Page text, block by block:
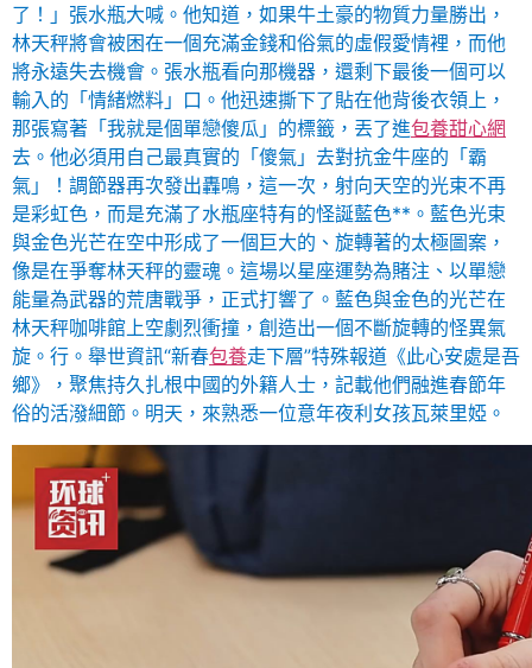
了！」張水瓶大喊。他知道，如果牛土豪的物質力量勝出，
林天秤將會被困在一個充滿金錢和俗氣的虛假愛情裡，而他
將永遠失去機會。張水瓶看向那機器，還剩下最後一個可以
輸入的「情緒燃料」口。他迅速撕下了貼在他背後衣領上，
那張寫著「我就是個單戀傻瓜」的標籤，丟了進包養甜心網
去。他必須用自己最真實的「傻氣」去對抗金牛座的「霸
氣」！調節器再次發出轟鳴，這一次，射向天空的光束不再
是彩虹色，而是充滿了水瓶座特有的怪誕藍色**。藍色光束
與金色光芒在空中形成了一個巨大的、旋轉著的太極圖案，
像是在爭奪林天秤的靈魂。這場以星座運勢為賭注、以單戀
能量為武器的荒唐戰爭，正式打響了。藍色與金色的光芒在
林天秤咖啡館上空劇烈衝撞，創造出一個不斷旋轉的怪異氣
旋。行。舉世資訊“新春包養走下層”特殊報道《此心安處是吾
鄉》，聚焦持久扎根中國的外籍人士，記載他們融進春節年
俗的活潑細節。明天，來熟悉一位意年夜利女孩瓦萊里婭。